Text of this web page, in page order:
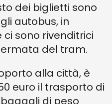
dei biglietti sono
autobus, in
sono rivenditrici
del tram.
alla città, è
euro il trasporto di
di peso